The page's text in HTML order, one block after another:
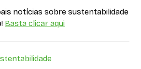
notícias sobre sustentabilidade
Basta clicar aqui